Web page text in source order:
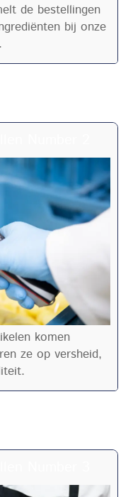
de bestellingen
bij onze
komen
ze op versheid,